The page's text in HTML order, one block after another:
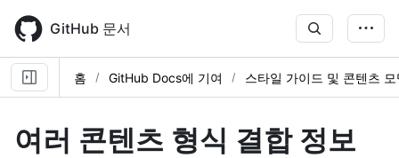
main
content
GitHub 문서
홈 GitHub Docs에 기여 스타일 가이드 및 콘텐츠 모
여러 콘텐츠 형식 결합 정보